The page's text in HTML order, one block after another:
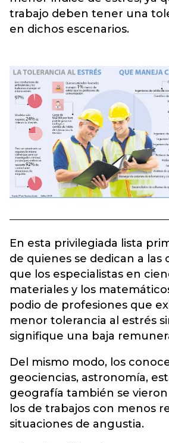
trabajo deben tener una
en dichos escenarios.
En esta privilegiada lista
de quienes se dedican a las
que los especialistas en
materiales y los
podio de profesiones que
menor tolerancia al estrés
signifique una baja
Del mismo modo, los
geociencias, astronomía,
geografía también se
los de trabajos con menos
situaciones de angustia.